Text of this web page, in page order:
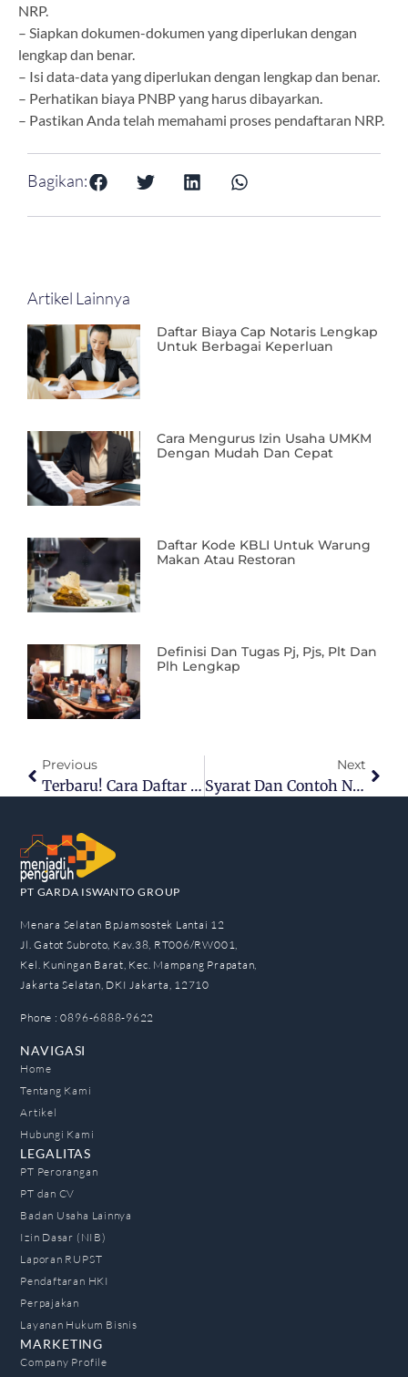
NRP.
– Siapkan dokumen-dokumen yang diperlukan dengan
lengkap dan benar.
– Isi data-data yang diperlukan dengan lengkap dan benar.
– Perhatikan biaya PNBP yang harus dibayarkan.
– Pastikan Anda telah memahami proses pendaftaran NRP.
Bagikan:
Artikel Lainnya
Daftar Biaya Cap Notaris Lengkap
Untuk Berbagai Keperluan
Cara Mengurus Izin Usaha UMKM
Dengan Mudah Dan Cepat
Daftar Kode KBLI Untuk Warung
Makan Atau Restoran
Definisi Dan Tugas Pj, Pjs, Plt Dan
Plh Lengkap
Previous
Terbaru! Cara Daftar AHU PT Perorangan, Harus Punya Akta Notaris?
Next
Syarat Dan Contoh Nama PT Perorangan Yang Unik, Gak Boleh Asal Pilih
PT GARDA ISWANTO GROUP
Menara Selatan BpJamsostek Lantai 12
Jl. Gatot Subroto, Kav.38, RT006/RW001,
Kel. Kuningan Barat, Kec. Mampang Prapatan,
Jakarta Selatan, DKI Jakarta, 12710
Phone : 0896-6888-9622
NAVIGASI
Home
Tentang Kami
Artikel
Hubungi Kami
LEGALITAS
PT Perorangan
PT dan CV
Badan Usaha Lainnya
Izin Dasar (NIB)
Laporan RUPST
Pendaftaran HKI
Perpajakan
Layanan Hukum Bisnis
MARKETING
Company Profile